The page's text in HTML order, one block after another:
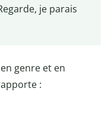
je parais
genre et en
: